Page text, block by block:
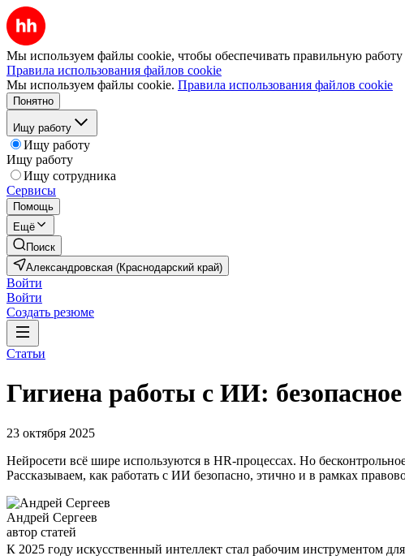
Мы используем файлы cookie, чтобы обеспечивать правильную работу
Правила использования файлов cookie
Мы используем файлы cookie. Правила использования файлов cookie
Понятно
Ищу работу
Ищу работу
Ищу работу
Ищу сотрудника
Сервисы
Помощь
Ещё
Поиск
Александровская (Краснодарский край)
Войти
Войти
Создать резюме
Статьи
Гигиена работы с ИИ:
23 октября 2025
Нейросети всё шире используются в HR-процессах. Но
Рассказываем, как работать с ИИ безопасно, этично и в рамках
Андрей Сергеев
автор статей
К 2025 году искусственный интеллект стал рабочим инструментом